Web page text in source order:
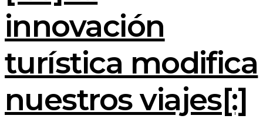
innovación
turística modifica
nuestros viajes[:]